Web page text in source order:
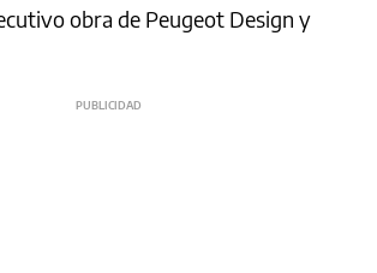
obra de Peugeot Design y